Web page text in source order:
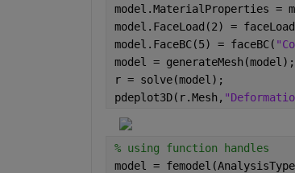
model.MaterialProperties =
model.FaceLoad(2) =
model.FaceBC(5) = faceBC(
model = generateMesh(model);
r = solve(model);
pdeplot3D(r.Mesh,
% using function handles
model =